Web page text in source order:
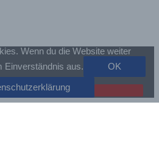
Wenn du die Website weiter
Einverständnis aus.
OK